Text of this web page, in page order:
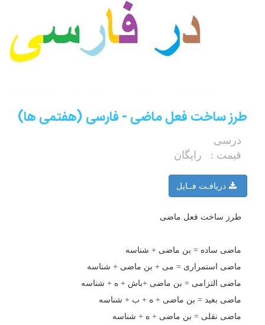
ساخت فعل ماضی - فارسی (هفتمی ها)
درسی
قیمت : رایگان
دریافـت فــایل
طرز ساخت فعل ماضی
ماضی ساده = بن ماضی + شناسه
ماضی استمراری = می + بن ماضی + شناسه
ماضی التزامی = بن ماضی +باش + ه + شناسه
ماضی بعید = بن ماضی + ه + ب + شناسه
ماضی نقلی = بن ماضی + ه +‌ شناسه